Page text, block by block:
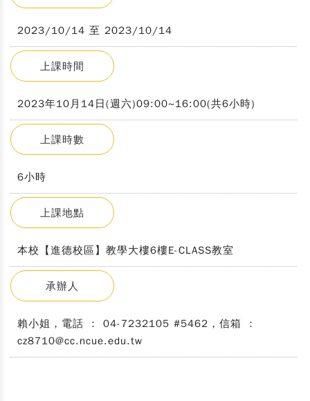
2023/10/14 至 2023/10/14
上課時間
2023年10月14日(週六)09:00~16:00(共6小時)
上課時數
6小時
上課地點
本校【進德校區】教學大樓6樓E-CLASS教室
承辦人
賴小姐，電話 ： 04-7232105 #5462，信箱 ：
cz8710@cc.ncue.edu.tw